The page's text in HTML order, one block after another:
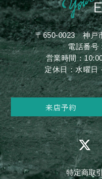
〒650-0023神戸
電話番号
営業時間：
定休日：水曜日
来店予約
特定商取